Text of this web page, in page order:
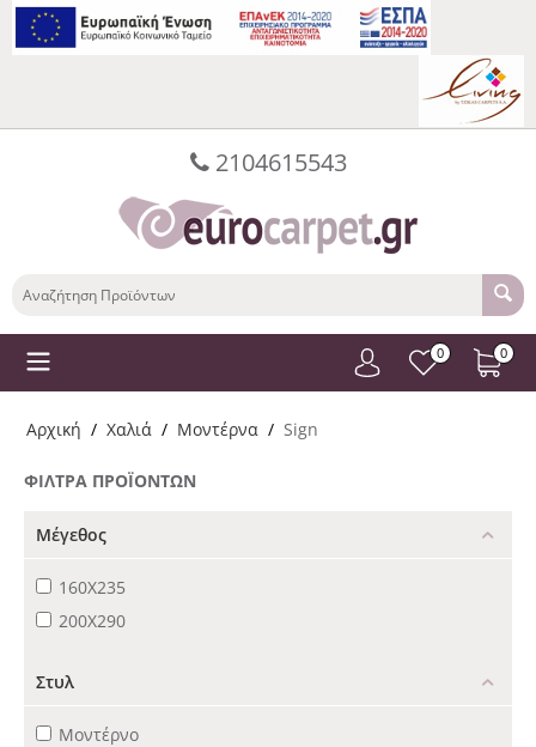
2104615543
0 0
Αρχική / Χαλιά / Μοντέρνα / Sign
ΦΊΛΤΡΑ ΠΡΟΪΌΝΤΩΝ
Μέγεθος
160X235
200X290
Στυλ
Μοντέρνο